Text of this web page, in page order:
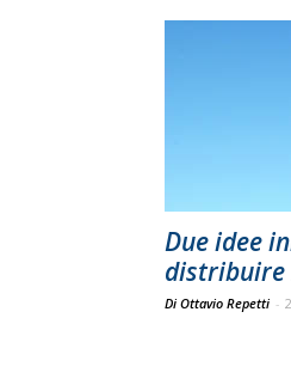
Due idee
distribuire
Di Ottavio Repetti -